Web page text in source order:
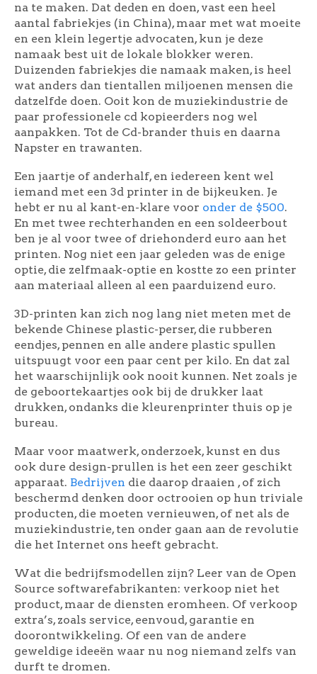
na te maken. Dat deden en doen, vast een heel
aantal fabriekjes (in China), maar met wat moeite
en een klein legertje advocaten, kun je deze
namaak best uit de lokale blokker weren.
Duizenden fabriekjes die namaak maken, is heel
wat anders dan tientallen miljoenen mensen die
datzelfde doen. Ooit kon de muziekindustrie de
paar professionele cd kopieerders nog wel
aanpakken. Tot de Cd-brander thuis en daarna
Napster en trawanten.
Een jaartje of anderhalf, en iedereen kent wel
iemand met een 3d printer in de bijkeuken. Je
hebt er nu al kant-en-klare voor onder de $500.
En met twee rechterhanden en een soldeerbout
ben je al voor twee of driehonderd euro aan het
printen. Nog niet een jaar geleden was de enige
optie, die zelfmaak-optie en kostte zo een printer
aan materiaal alleen al een paarduizend euro.
3D-printen kan zich nog lang niet meten met de
bekende Chinese plastic-perser, die rubberen
eendjes, pennen en alle andere plastic spullen
uitspuugt voor een paar cent per kilo. En dat zal
het waarschijnlijk ook nooit kunnen. Net zoals je
de geboortekaartjes ook bij de drukker laat
drukken, ondanks die kleurenprinter thuis op je
bureau.
Maar voor maatwerk, onderzoek, kunst en dus
ook dure design-prullen is het een zeer geschikt
apparaat. Bedrijven die daarop draaien , of zich
beschermd denken door octrooien op hun triviale
producten, die moeten vernieuwen, of net als de
muziekindustrie, ten onder gaan aan de revolutie
die het Internet ons heeft gebracht.
Wat die bedrijfsmodellen zijn? Leer van de Open
Source softwarefabrikanten: verkoop niet het
product, maar de diensten eromheen. Of verkoop
extra’s, zoals service, eenvoud, garantie en
doorontwikkeling. Of een van de andere
geweldige ideeën waar nu nog niemand zelfs van
durft te dromen.